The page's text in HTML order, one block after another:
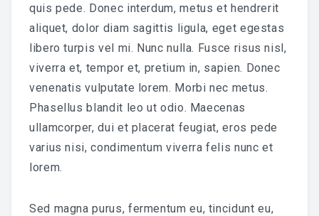
quis pede. Donec interdum, metus et hendrerit
aliquet, dolor diam sagittis ligula, eget egestas
libero turpis vel mi. Nunc nulla. Fusce risus nisl,
viverra et, tempor et, pretium in, sapien. Donec
venenatis vulputate lorem. Morbi nec metus.
Phasellus blandit leo ut odio. Maecenas
ullamcorper, dui et placerat feugiat, eros pede
varius nisi, condimentum viverra felis nunc et
lorem.
Sed magna purus, fermentum eu, tincidunt eu,